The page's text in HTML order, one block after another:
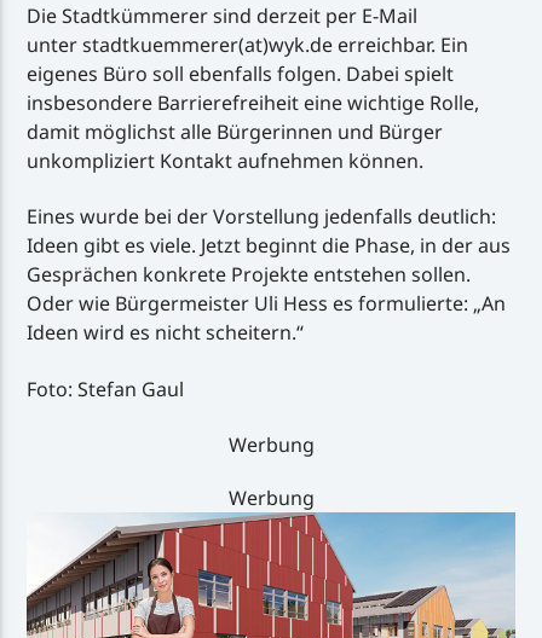
Die Stadtkümmerer sind derzeit per E-Mail
unter stadtkuemmerer(at)wyk.de erreichbar. Ein
eigenes Büro soll ebenfalls folgen. Dabei spielt
insbesondere Barrierefreiheit eine wichtige Rolle,
damit möglichst alle Bürgerinnen und Bürger
unkompliziert Kontakt aufnehmen können.
Eines wurde bei der Vorstellung jedenfalls deutlich:
Ideen gibt es viele. Jetzt beginnt die Phase, in der aus
Gesprächen konkrete Projekte entstehen sollen.
Oder wie Bürgermeister Uli Hess es formulierte: „An
Ideen wird es nicht scheitern.“
Foto: Stefan Gaul
Werbung
Werbung